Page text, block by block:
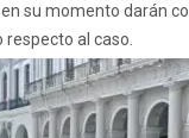
su momento darán
al caso.